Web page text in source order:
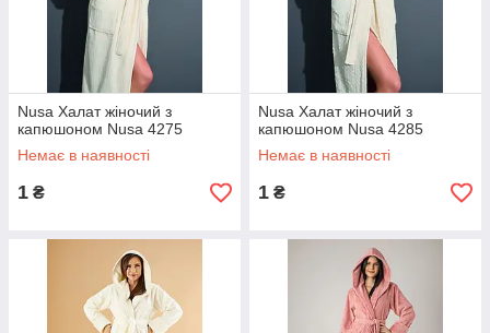
Nusa Халат жіночий з
капюшоном Nusa 4275
Немає в наявності
1 ₴
Nusa Халат жіночий з
капюшоном Nusa 4285
Немає в наявності
1 ₴